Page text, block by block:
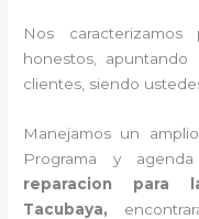
Nos
honestos,
clientes, siendo
Manejamos un
Programa y
reparacion para
Tacubaya,